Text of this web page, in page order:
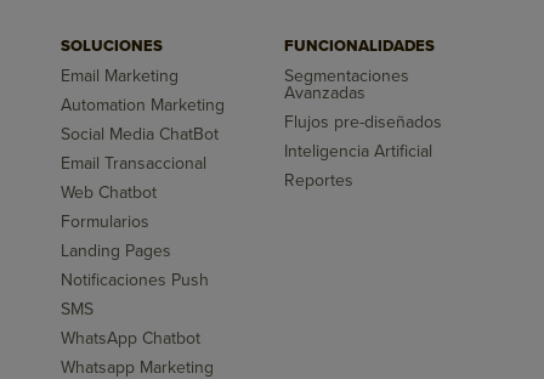
SOLUCIONES
Email Marketing
Automation Marketing
Social Media ChatBot
Email Transaccional
Web Chatbot
Formularios
Landing Pages
Notificaciones Push
SMS
WhatsApp Chatbot
Whatsapp Marketing
FUNCIONALIDADES
Segmentaciones
Avanzadas
Flujos pre-diseñados
Inteligencia Artificial
Reportes